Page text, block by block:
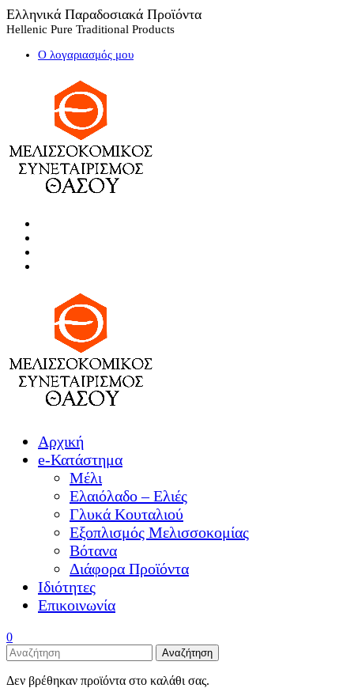
Ελληνικά Παραδοσιακά Προϊόντα
Hellenic Pure Traditional Products
Ο λογαριασμός μου
Αρχική
e-Κατάστημα
Μέλι
Ελαιόλαδο – Ελιές
Γλυκά Κουταλιού
Εξοπλισμός Μελισσοκομίας
Βότανα
Διάφορα Προϊόντα
Ιδιότητες
Επικοινωνία
0
Αναζήτηση
Δεν βρέθηκαν προϊόντα στο καλάθι σας.